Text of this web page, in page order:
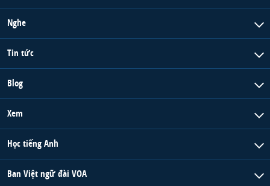
Nghe
Tin tức
Blog
Xem
Học tiếng Anh
Ban Việt ngữ đài VOA